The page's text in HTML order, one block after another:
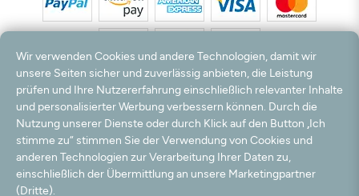
*Alle Preise inkl. MwSt. und zzgl. Versandkosten. **Kostenloser Versand und Rückversand
nur innerhalb Deutschlands und Österreichs.
Hinweis:Wir nutzen Ihre E-Mail Adresse für werbliche Zwecke, die jederzeit widerrufen
werden können. Ihre Daten werden nicht an Dritte weitergegeben.
© 2003 - 2026 Teppichversand24 GmbH / Alle Rechte vorbehalten. powered by
createyourtemplate
Wir verwenden Cookies und andere Technologien, damit wir
unsere Seiten sicher und zuverlässig anbieten, die Leistung
prüfen und Ihre Nutzererfahrung einschließlich relevanter Inhalte
und personalisierter Werbung verbessern können. Durch die
Nutzung unserer Dienste oder durch Klick auf den Button „Ich
stimme zu“ stimmen Sie der Verwendung von Cookies und
anderen Technologien zur Verarbeitung Ihrer Daten zu,
einschließlich der Übermittlung an unsere Marketingpartner
(Dritte).